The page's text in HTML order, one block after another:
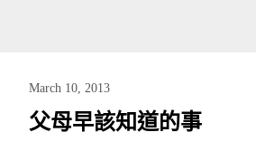
March 10, 2013
父母早該知道的事